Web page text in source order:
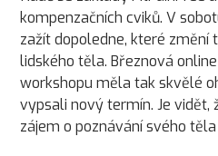
kompenzačních cviků. V
zažít dopoledne, které změní
lidského těla. Březnová
workshopu měla tak skvělé
vypsali nový termín. Je
zájem o poznávání svého